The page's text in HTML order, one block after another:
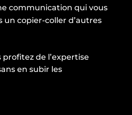
communication qui vous
un copier-coller d’autres
profitez de l’expertise
en subir les